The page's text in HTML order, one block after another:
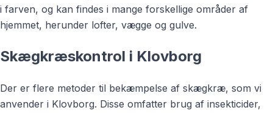
i farven, og kan findes i mange forskellige områder af
hjemmet, herunder lofter, vægge og gulve.
Skægkræskontrol i Klovborg
Der er flere metoder til bekæmpelse af skægkræ, som vi
anvender i Klovborg. Disse omfatter brug af insekticider,